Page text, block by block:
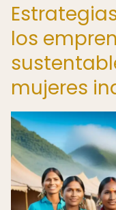
los
mujeres